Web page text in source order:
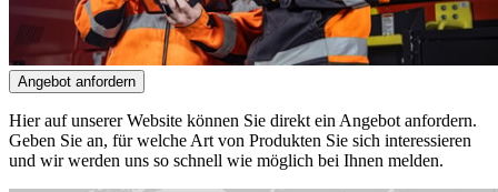
Angebot anfordern
Hier auf unserer Website können Sie direkt ein Angebot anfordern.
Geben Sie an, für welche Art von Produkten Sie sich interessieren
und wir werden uns so schnell wie möglich bei Ihnen melden.